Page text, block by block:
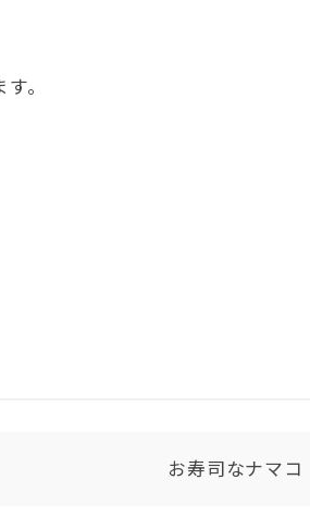
。
お寿司なナマコ